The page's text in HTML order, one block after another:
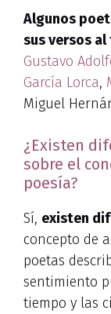
Algunos
sus versos
Gustavo
García Lorca,
Miguel
¿Existen
sobre el
poesía?
Sí, existen
concepto de
poetas
sentimiento
tiempo y las